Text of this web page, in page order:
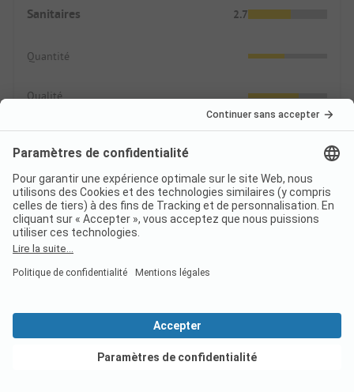
Sanitaires 2.7
Quantité
Qualité
Emplacements
Espaces communs
Loisirs 2.3
Sport, jeux, bien-être Voir les offres